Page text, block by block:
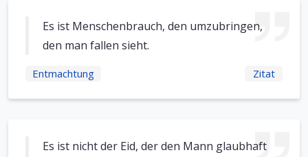
Es ist Menschenbrauch, den umzubringen,
den man fallen sieht.
Entmachtung Zitat
Es ist nicht der Eid, der den Mann glaubhaft